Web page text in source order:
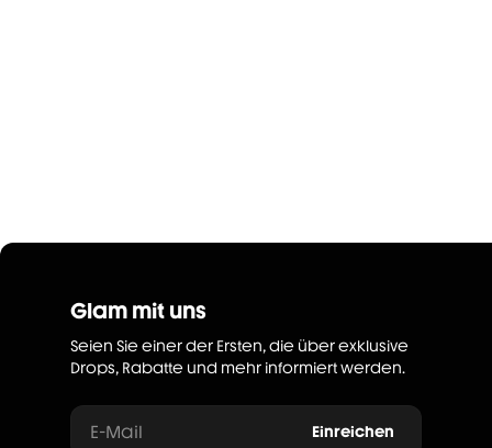
Glam mit uns
Seien Sie einer der Ersten, die über exklusive
Drops, Rabatte und mehr informiert werden.
E-Mail Einreichen